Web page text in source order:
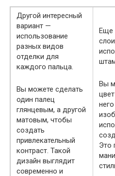
Другой интересный
вариант —
использование
разных видов
отделки для
каждого пальца.
Вы можете сделать
один палец
глянцевым, а другой
матовым, чтобы
создать
привлекательный
контраст. Такой
дизайн выглядит
современно и
Еще
Вы
Это